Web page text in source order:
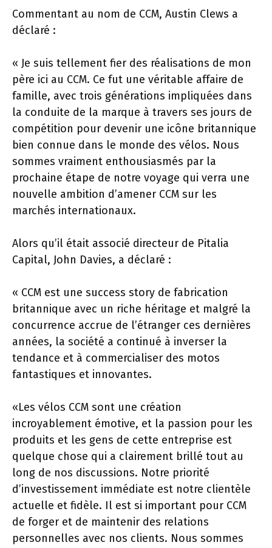
Commentant au nom de CCM, Austin Clews a
déclaré :
« Je suis tellement fier des réalisations de mon
père ici au CCM. Ce fut une véritable affaire de
famille, avec trois générations impliquées dans
la conduite de la marque à travers ses jours de
compétition pour devenir une icône britannique
bien connue dans le monde des vélos. Nous
sommes vraiment enthousiasmés par la
prochaine étape de notre voyage qui verra une
nouvelle ambition d’amener CCM sur les
marchés internationaux.
Alors qu’il était associé directeur de Pitalia
Capital, John Davies, a déclaré :
« CCM est une success story de fabrication
britannique avec un riche héritage et malgré la
concurrence accrue de l’étranger ces dernières
années, la société a continué à inverser la
tendance et à commercialiser des motos
fantastiques et innovantes.
«Les vélos CCM sont une création
incroyablement émotive, et la passion pour les
produits et les gens de cette entreprise est
quelque chose qui a clairement brillé tout au
long de nos discussions. Notre priorité
d’investissement immédiate est notre clientèle
actuelle et fidèle. Il est si important pour CCM
de forger et de maintenir des relations
personnelles avec nos clients. Nous sommes